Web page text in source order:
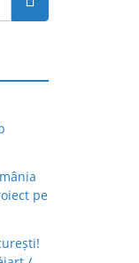
pe